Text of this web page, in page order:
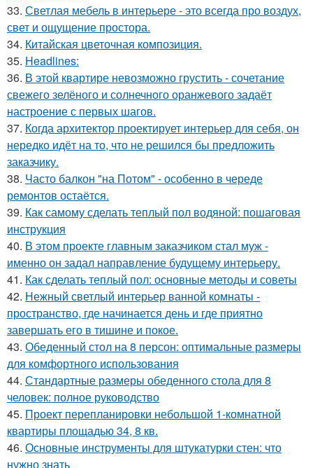
33. Светлая мебель в интерьере - это всегда про воздух,
свет и ощущение простора.
34. Китайская цветочная композиция.
35. Headlines:
36. В этой квартире невозможно грустить - сочетание
свежего зелёного и солнечного оранжевого задаёт
настроение с первых шагов.
37. Когда архитектор проектирует интерьер для себя, он
нередко идёт на то, что не решился бы предложить
заказчику.
38. Часто балкон "на Потом" - особенно в череде
ремонтов остаётся.
39. Как самому сделать теплый пол водяной: пошаговая
инструкция
40. В этом проекте главным заказчиком стал муж -
именно он задал направление будущему интерьеру.
41. Как сделать теплый пол: основные методы и советы
42. Нежный светлый интерьер ванной комнаты -
пространство, где начинается день и где приятно
завершать его в тишине и покое.
43. Обеденный стол на 8 персон: оптимальные размеры
для комфортного использования
44. Стандартные размеры обеденного стола для 8
человек: полное руководство
45. Проект перепланировки небольшой 1-комнатной
квартиры площадью 34, 8 кв.
46. Основные инструменты для штукатурки стен: что
нужно знать